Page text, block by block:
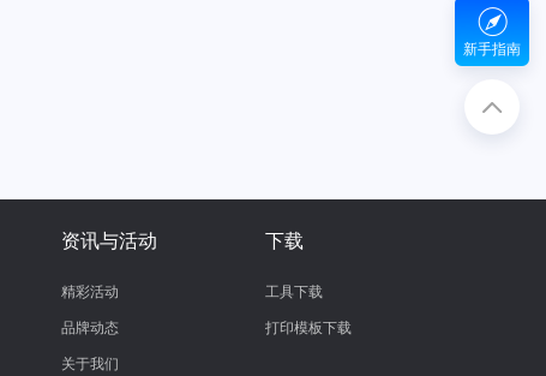
资讯与活动
精彩活动
品牌动态
关于我们
下载
工具下载
打印模板下载
新手指南